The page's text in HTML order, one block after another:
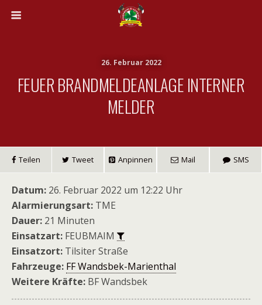
26. Februar 2022
FEUER BRANDMELDEANLAGE INTERNER
MELDER
Teilen Tweet Anpinnen Mail SMS
Datum: 26. Februar 2022 um 12:22 Uhr
Alarmierungsart: TME
Dauer: 21 Minuten
Einsatzart: FEUBMAIM
Einsatzort: Tilsiter Straße
Fahrzeuge: FF Wandsbek-Marienthal
Weitere Kräfte: BF Wandsbek